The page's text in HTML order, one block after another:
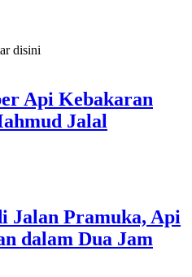
disini
Api Kebakaran
Jalal
Jalan Pramuka, Api
dalam Dua Jam